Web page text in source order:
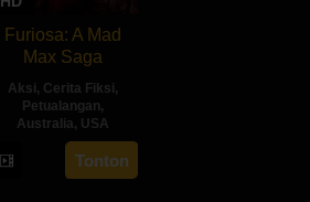
Furiosa: A Mad
Max Saga
Aksi, Cerita Fiksi,
Petualangan,
Australia, USA
22
May
George
Miller
Tonton